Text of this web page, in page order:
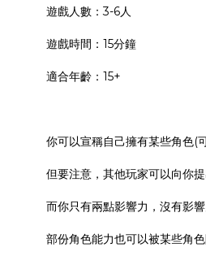
遊戲人數：3-6人
遊戲時間：15分鐘
適合年齡：15+
你可以宣稱自己擁有某些角色(
但要注意，其他玩家可以向你
而你只有兩點影響力，沒有影響
部份角色能力也可以被某些角